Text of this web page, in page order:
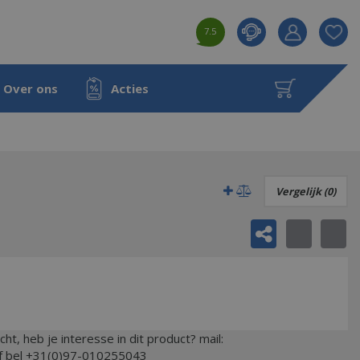
7.5
Product
aan
Over ons Acties
Vergelijk (0)
heb je interesse in dit product? mail:
bel +31(0)97-010255043